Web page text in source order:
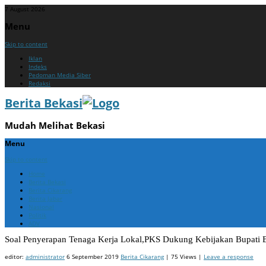
7 August 2026
Menu
Skip to content
Iklan
Indeks
Pedoman Media Siber
Redaksi
Berita Bekasi
Mudah Melihat Bekasi
Menu
Skip to content
Home
Berita Bekasi
Berita Cikarang
Berita Jabar
Nasional
Politik
ADV
Soal Penyerapan Tenaga Kerja Lokal,PKS Dukung Kebijakan Bupati
editor: administrator 6 September 2019 Berita Cikarang| 75 Views | Leave a response